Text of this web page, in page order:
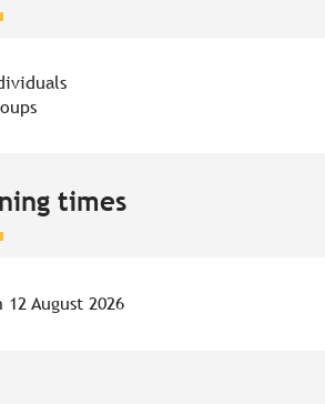
times
12 August 2026